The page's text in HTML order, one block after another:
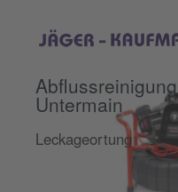
Abflussreinigung
Untermain
Leckageortung